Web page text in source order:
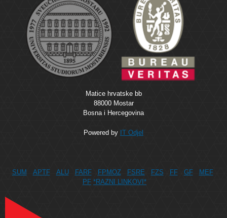
Matice hrvatske bb
88000 Mostar
Bosna i Hercegovina
Powered by IT Odjel
SUM APTF ALU FARF FPMOZ FSRE FZS FF GF
MEF
PF *RAZNI LINKOVI*